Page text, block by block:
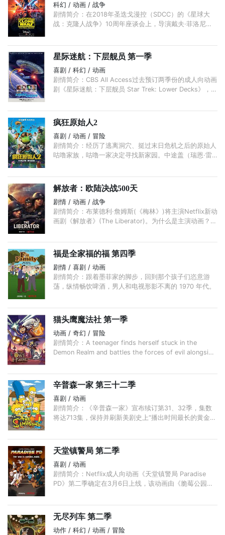
科幻 / 动画 / 战争
剧情简介：在2018年圣迭戈漫控（SDCC）的《星球大
战：克隆人战争》10周年座谈会上，导演戴夫·菲洛尼宣
星际迷航：下层舰员 第一季
喜剧 / 科幻 / 动画
剧情简介：CBS All Access过去预订两季份的成人向动画
剧《星际迷航：下层舰员 Star Trek: Lower Decks》，该
组舰员。 ...
疯狂原始人2
喜剧 / 动画 / 冒险
剧情简介：经历了逃离洞穴、挺过末日危机之后的原始人
咕噜家族，咕噜一家决定寻找新家园。中途盖（瑞恩·雷
解放者：欧陆决战500天
剧情 / 动画 / 战争
剧情简介：布莱德利·詹姆斯(《梅林》)将主演Netflix新动
画剧《解放者》(The Liberator)。为什么是主演动画？因
福是全家福的福 第四季
剧情 / 喜剧 / 动画
剧情简介：跟着墨菲家的脚步，回到那个孩子们恣意游
荡，纵情畅饮啤酒，男人和电视形影不离的 1970 年代。
猫头鹰魔法社 第一季
动画 / 奇幻 / 冒险
剧情简介：A teenager finds herself stuck in the
Demon Realm and battles the forces of evil alongside
辛普森一家 第三十二季
喜剧 / 动画
剧情简介：《辛普森一家》宣布续订第31、32季，集数
将达713集，保持并刷新美剧史上“播出时间最长的黄金时
天堂镇警局 第二季
喜剧 / 动画
剧情简介：Netflix成人向动画《天堂镇警局 Paradise
PD》第二季确定在3月6日上线，该动画由《脆莓公园
无尽列车 第二季
动作 / 科幻 / 动画 / 冒险